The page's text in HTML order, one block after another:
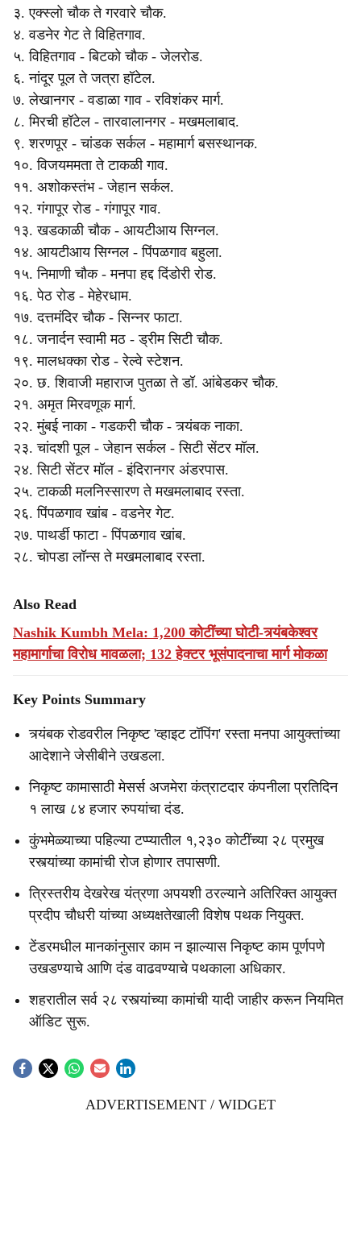
३. एक्स्लो चौक ते गरवारे चौक.
४. वडनेर गेट ते विहितगाव.
५. विहितगाव - बिटको चौक - जेलरोड.
६. नांदूर पूल ते जत्रा हॉटेल.
७. लेखानगर - वडाळा गाव - रविशंकर मार्ग.
८. मिरची हॉटेल - तारवालानगर - मखमलाबाद.
९. शरणपूर - चांडक सर्कल - महामार्ग बसस्थानक.
१०. विजयममता ते टाकळी गाव.
११. अशोकस्तंभ - जेहान सर्कल.
१२. गंगापूर रोड - गंगापूर गाव.
१३. खडकाळी चौक - आयटीआय सिग्नल.
१४. आयटीआय सिग्नल - पिंपळगाव बहुला.
१५. निमाणी चौक - मनपा हद्द दिंडोरी रोड.
१६. पेठ रोड - मेहेरधाम.
१७. दत्तमंदिर चौक - सिन्नर फाटा.
१८. जनार्दन स्वामी मठ - ड्रीम सिटी चौक.
१९. मालधक्का रोड - रेल्वे स्टेशन.
२०. छ. शिवाजी महाराज पुतळा ते डॉ. आंबेडकर चौक.
२१. अमृत मिरवणूक मार्ग.
२२. मुंबई नाका - गडकरी चौक - त्र्यंबक नाका.
२३. चांदशी पूल - जेहान सर्कल - सिटी सेंटर मॉल.
२४. सिटी सेंटर मॉल - इंदिरानगर अंडरपास.
२५. टाकळी मलनिस्सारण ते मखमलाबाद रस्ता.
२६. पिंपळगाव खांब - वडनेर गेट.
२७. पाथर्डी फाटा - पिंपळगाव खांब.
२८. चोपडा लॉन्स ते मखमलाबाद रस्ता.
Also Read
Nashik Kumbh Mela: 1,200 कोटींच्या घोटी-त्र्यंबकेश्वर
महामार्गाचा विरोध मावळला; 132 हेक्टर भूसंपादनाचा मार्ग मोकळा
Key Points Summary
त्र्यंबक रोडवरील निकृष्ट 'व्हाइट टॉपिंग' रस्ता मनपा आयुक्तांच्या
आदेशाने जेसीबीने उखडला.
निकृष्ट कामासाठी मेसर्स अजमेरा कंत्राटदार कंपनीला प्रतिदिन
१ लाख ८४ हजार रुपयांचा दंड.
कुंभमेळ्याच्या पहिल्या टप्प्यातील १,२३० कोटींच्या २८ प्रमुख
रस्त्यांच्या कामांची रोज होणार तपासणी.
त्रिस्तरीय देखरेख यंत्रणा अपयशी ठरल्याने अतिरिक्त आयुक्त
प्रदीप चौधरी यांच्या अध्यक्षतेखाली विशेष पथक नियुक्त.
टेंडरमधील मानकांनुसार काम न झाल्यास निकृष्ट काम पूर्णपणे
उखडण्याचे आणि दंड वाढवण्याचे पथकाला अधिकार.
शहरातील सर्व २८ रस्त्यांच्या कामांची यादी जाहीर करून नियमित
ऑडिट सुरू.
ADVERTISEMENT / WIDGET